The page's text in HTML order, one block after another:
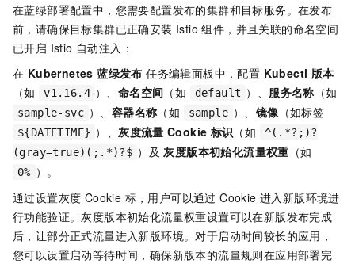
在蓝绿部署配置中，您需要配置发布的集群和目标服务。在发布
前，请确保目标集群已正确安装 Istio 组件，并且关联的命名空间
已开启 Istio 自动注入：
在 Kubernetes 蓝绿发布 任务编辑面板中，配置 Kubectl 版本
（如
v1.16.4 ）、 命名空间 （如 default ）、 服务名称 （如
sample-svc ）、 容器名称 （如 sample ）、 镜像 （如标签
${DATETIME} ）、 灰度流量 Cookie 标识 （如
^(.*?;)?
(gray=true)(;.*)?$ ）及 灰度版本初始化流量权重 （如
0% ）。
通过设置灰度 Cookie 标，用户可以通过 Cookie 进入新版环境进
行功能验证。灰度版本初始化流量权重设置可以在新版发布完成
后，让部分正式流量进入新版环境。对于启动时间较长的应用，
您可以设置启动等待时间，确保新版本的流量规则在应用部署完